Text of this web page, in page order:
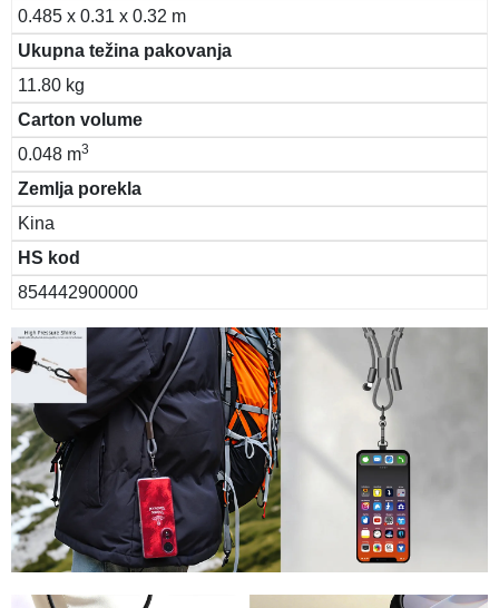
0.485 x 0.31 x 0.32 m
Ukupna težina pakovanja
11.80 kg
Carton volume
0.048 m3
Zemlja porekla
Kina
HS kod
854442900000